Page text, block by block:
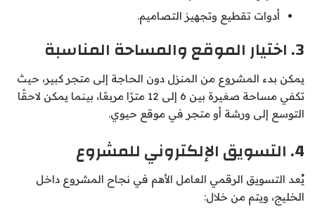
أدوات تقطيع وتجهيز التصاميم.
3. اختيار الموقع والمساحة المناسبة
يمكن بدء المشروع من المنزل دون الحاجة إلى متجر كبير، حيث
تكفي مساحة صغيرة بين 6 إلى 12 مترًا مربعًا، بينما يمكن لاحقًا
التوسع إلى ورشة أو متجر في موقع حيوي.
4. التسويق الإلكتروني للمشروع
يُعد التسويق الرقمي العامل الأهم في نجاح المشروع داخل
الخليج، ويتم من خلال: